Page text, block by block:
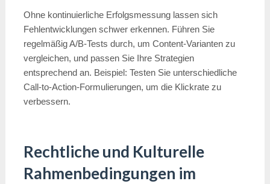
Ohne kontinuierliche Erfolgsmessung lassen sich
Fehlentwicklungen schwer erkennen. Führen Sie
regelmäßig A/B-Tests durch, um Content-Varianten zu
vergleichen, und passen Sie Ihre Strategien
entsprechend an. Beispiel: Testen Sie unterschiedliche
Call-to-Action-Formulierungen, um die Klickrate zu
verbessern.
Rechtliche und Kulturelle
Rahmenbedingungen im